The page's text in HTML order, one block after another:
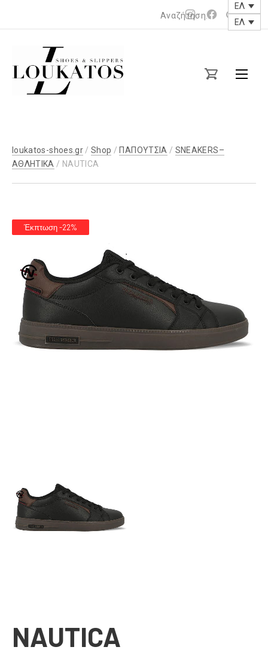
Νέο
παράθυρο
Νέο
παράθυρο
ΕΛ
ΕΛ
loukatos-
shoes.gr
loukatos-shoes.gr/Shop / ΠΑΠΟΥΤΣΙΑ / SNEAKERS–
ΑΘΛΗΤΙΚΑ / NAUTICA
Έκπτωση -22%
NAUTICA